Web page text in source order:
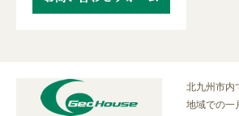
北九州市内
地域での一